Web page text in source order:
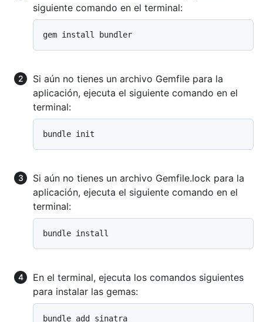
siguiente comando en el terminal:
Si aún no tienes un archivo Gemfile para la
aplicación, ejecuta el siguiente comando en el
terminal:
Si aún no tienes un archivo Gemfile.lock para la
aplicación, ejecuta el siguiente comando en el
terminal:
En el terminal, ejecuta los comandos siguientes
para instalar las gemas: